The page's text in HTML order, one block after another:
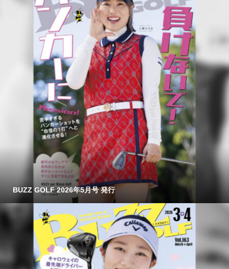
BUZZ GOLF 2026年5月号 発行